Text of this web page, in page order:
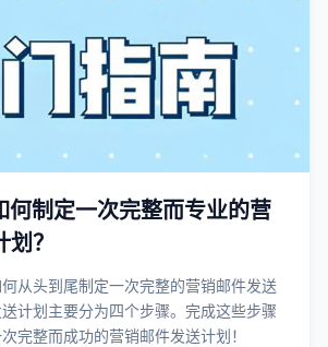
何制定一次完整而专业的营
？
从头到尾制定一次完整的营销邮件发送
计划主要分为四个步骤。完成这些步骤
完整而成功的营销邮件发送计划！